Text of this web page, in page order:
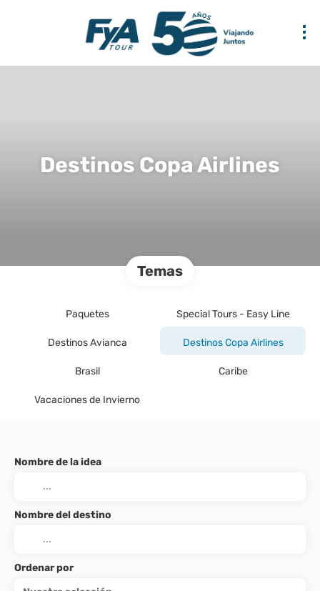
Destinos Copa Airlines
Temas
Paquetes Special Tours - Easy Line
Destinos Avianca Destinos Copa Airlines
Brasil Caribe
Vacaciones de Invierno
Nombre de la idea
Nombre del destino
Ordenar por